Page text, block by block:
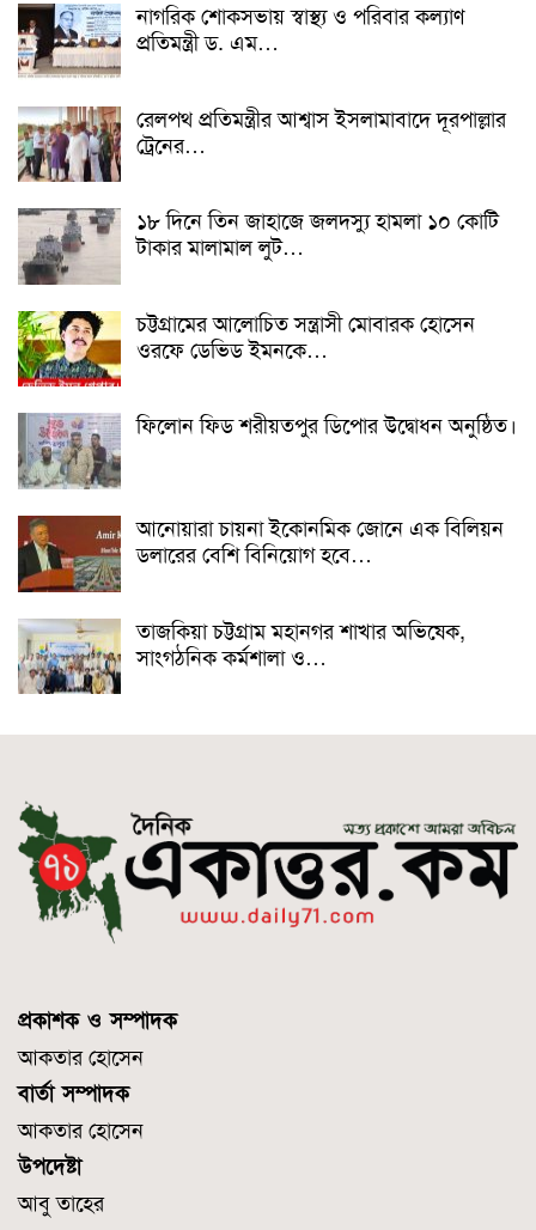
নাগরিক শোকসভায় স্বাস্থ্য ও পরিবার কল্যাণ
প্রতিমন্ত্রী ড. এম…
রেলপথ প্রতিমন্ত্রীর আশ্বাস ইসলামাবাদে দূরপাল্লার
ট্রেনের…
১৮ দিনে তিন জাহাজে জলদস্যু হামলা ১০ কোটি
টাকার মালামাল লুট…
চট্টগ্রামের আলোচিত সন্ত্রাসী মোবারক হোসেন
ওরফে ডেভিড ইমনকে…
ফিলোন ফিড শরীয়তপুর ডিপোর উদ্বোধন অনুষ্ঠিত।
আনোয়ারা চায়না ইকোনমিক জোনে এক বিলিয়ন
ডলারের বেশি বিনিয়োগ হবে…
তাজকিয়া চট্টগ্রাম মহানগর শাখার অভিষেক,
সাংগঠনিক কর্মশালা ও…
প্রকাশক ও সম্পাদক
আকতার হোসেন
বার্তা সম্পাদক
আকতার হোসেন
উপদেষ্টা
আবু তাহের